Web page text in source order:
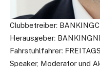
Clubbetreiber:
Herausgeber:
Fahrstuhlfahrer:
Speaker, Moderator und